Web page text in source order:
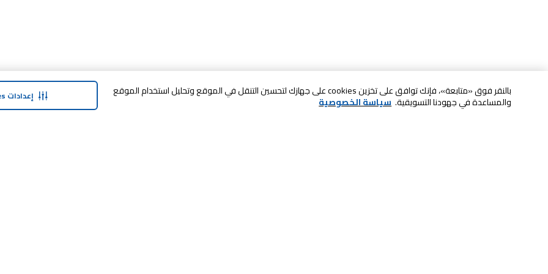
بالنقر فوق «متابعة»، فإنك توافق على تخزين cookies على جهازك لتحسين التنقل في الموقع وتحليل استخدام الموقع
والمساعدة في جهودنا التسويقية. سياسة الخصوصية إعدادات Cookies